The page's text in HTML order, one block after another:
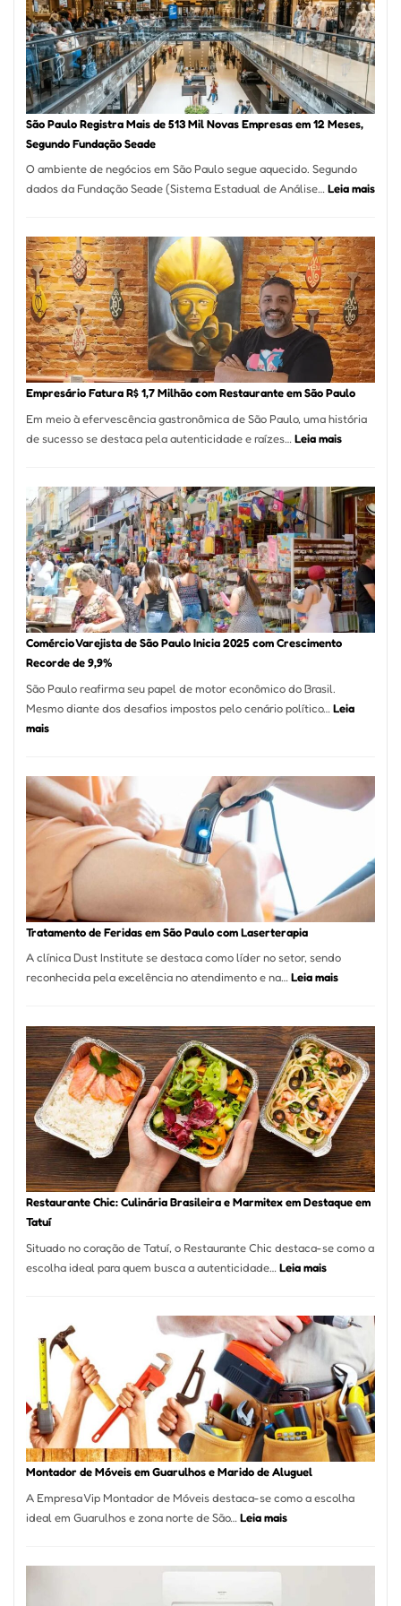
Formosa
–
Kabuk
Esfihas
São Paulo Registra Mais de 513 Mil Novas Empresas em 12 Meses,
Segundo Fundação Seade
O ambiente de negócios em São Paulo segue aquecido. Segundo
dados da Fundação Seade (Sistema Estadual de Análise… Leia mais:
de
513
Mil
em
Empresário Fatura R$ 1,7 Milhão com Restaurante em São Paulo
Em meio à efervescência gastronômica de São Paulo, uma história
de sucesso se destaca pela autenticidade e raízes… Leia mais:
R$
Milhão
com
em
São
Paulo
Comércio Varejista de São Paulo Inicia 2025 com Crescimento
Recorde de 9,9%
São Paulo reafirma seu papel de motor econômico do Brasil.
Mesmo diante dos desafios impostos pelo cenário político… Leia
mais:
de
São
Paulo
Inicia
2025
com
Crescimento
Recorde
9,9%
Tratamento de Feridas em São Paulo com Laserterapia
A clínica Dust Institute se destaca como líder no setor, sendo
reconhecida pela excelência no atendimento e na…Leia mais:
Feridas
em
São
Paulo
com
Restaurante Chic: Culinária Brasileira e Marmitex em Destaque em
Tatuí
Situado no coração de Tatuí, o Restaurante Chic destaca-se como a
escolha ideal para quem busca a autenticidade… Leia mais:
Culinária
Brasileira
e
Marmitex
em
Destaque
em
Tatuí
Montador de Móveis em Guarulhos e Marido de Aluguel
A Empresa Vip Montador de Móveis destaca-se como a escolha
ideal em Guarulhos e zona norte de São… Leia mais: